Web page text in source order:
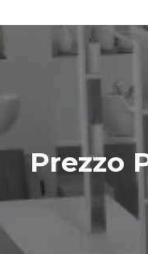
Prezzo